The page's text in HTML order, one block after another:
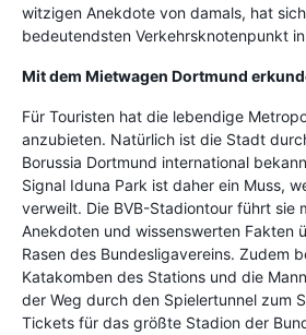
witzigen Anekdote von damals, hat
bedeutendsten Verkehrsknotenpunkt
Mit dem Mietwagen Dortmund
Für Touristen hat die lebendige
anzubieten. Natürlich ist die Stadt
Borussia Dortmund international
Signal Iduna Park ist daher ein Muss,
verweilt. Die BVB-Stadiontour führt sie
Anekdoten und wissenswerten Fakten
Rasen des Bundesligavereins. Zudem
Katakomben des Stations und die
der Weg durch den Spielertunnel zum
Tickets für das größte Stadion der